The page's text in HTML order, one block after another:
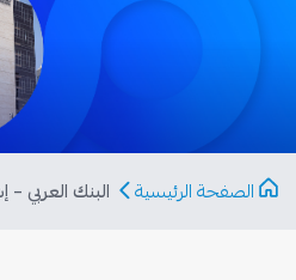
الصفحة الرئيسية البنك العربي